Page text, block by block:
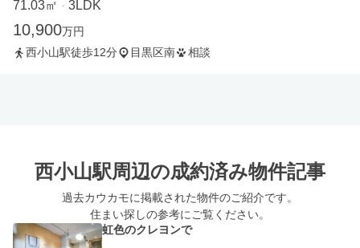
71.03㎡ ・ 3LDK
10,900万円
西小山駅徒歩12分
目黒区南 相談
西小山駅周辺の成約済み物件記事
過去カウカモに掲載された物件のご紹介です。
住まい探しの参考にご覧ください。
虹色のクレヨンで